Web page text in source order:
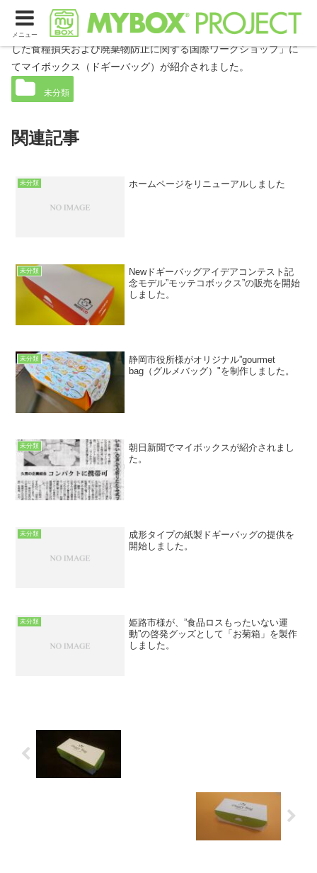
国連大学で開催された「東南アジアおよび東アジア地域を対象と
した食糧損失および廃棄物防止に関する国際ワークショップ」に
てマイボックス（ドギーバッグ）が紹介されました。
未分類
関連記事
未分類 ホームページをリニューアルしました
未分類
Newドギーバッグアイデアコンテスト記
念モデル”モッテコボックス”の販売を開始
しました。
未分類
静岡市役所様がオリジナル”gourmet
bag（グルメバッグ）"を制作しました。
未分類
朝日新聞でマイボックスが紹介されまし
た。
未分類
成形タイプの紙製ドギーバッグの提供を
開始しました。
未分類
姫路市様が、”食品ロスもったいない運
動”の啓発グッズとして「お菊箱」を製作
しました。
メニュー